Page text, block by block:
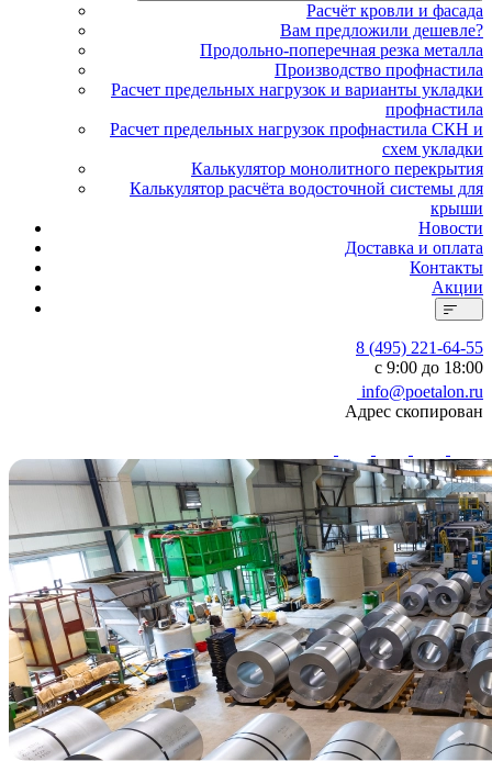
Расчёт кровли и фасада
Вам предложили дешевле?
Продольно-поперечная резка металла
Производство профнастила
Расчет предельных нагрузок и варианты укладки
профнастила
Расчет предельных нагрузок профнастила СКН и
схем укладки
Калькулятор монолитного перекрытия
Калькулятор расчёта водосточной системы для
крыши
Новости
Доставка и оплата
Контакты
Акции
8 (495) 221-64-55
с 9:00 до 18:00
info@poetalon.ru
Адрес скопирован